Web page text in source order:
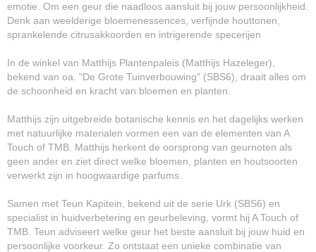
emotie. Om een geur die naadloos aansluit bij jouw persoonlijkheid.
Denk aan weelderige bloemenessences, verfijnde houttonen,
sprankelende citrusakkoorden en intrigerende specerijen
In de winkel van Matthijs Plantenpaleis (Matthijs Hazeleger),
bekend van oa. "De Grote Tuinverbouwing" (SBS6), draait alles om
de schoonheid en kracht van bloemen en planten.
Matthijs zijn uitgebreide botanische kennis en het dagelijks werken
met natuurlijke materialen vormen een van de elementen van A
Touch of TMB. Matthijs herkent de oorsprong van geurnoten als
geen ander en ziet direct welke bloemen, planten en houtsoorten
verwerkt zijn in hoogwaardige parfums.
Samen met Teun Kapitein, bekend uit de serie Urk (SBS6) en
specialist in huidverbetering en geurbeleving, vormt hij A Touch of
TMB. Teun adviseert welke geur het beste aansluit bij jouw huid en
persoonlijke voorkeur. Zo ontstaat een unieke combinatie van